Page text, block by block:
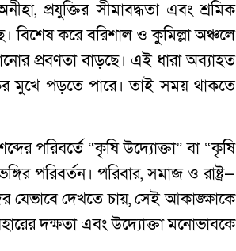
প্রযুক্তির সীমাবদ্ধতা এবং শ্রমিক
বিশেষ করে বরিশাল ও কুমিল্লা অঞ্চলে
প্রবণতা বাড়ছে। এই ধারা অব্যাহত
মুখে পড়তে পারে। তাই সময় থাকতে
পরিবর্তে “কৃষি উদ্যোক্তা” বা “কৃষি
পরিবর্তন। পরিবার, সমাজ ও রাষ্ট্র—
যেভাবে দেখতে চায়, সেই আকাঙ্ক্ষাকে
দক্ষতা এবং উদ্যোক্তা মনোভাবকে